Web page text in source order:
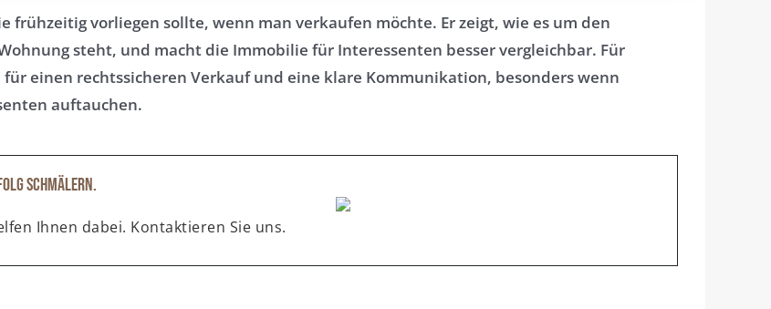
frühzeitig vorliegen sollte, wenn man verkaufen möchte. Er zeigt, wie es um den
steht, und macht die Immobilie für Interessenten besser vergleichbar. Für
einen rechtssicheren Verkauf und eine klare Kommunikation, besonders wenn
auftauchen.
schmälern.
Ihnen dabei. Kontaktieren Sie uns.